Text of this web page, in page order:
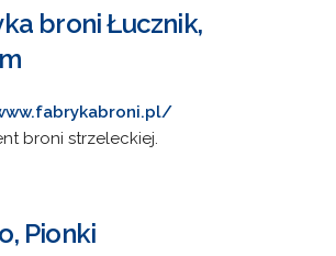
broni Łucznik,
broni strzeleckiej.
Pionki